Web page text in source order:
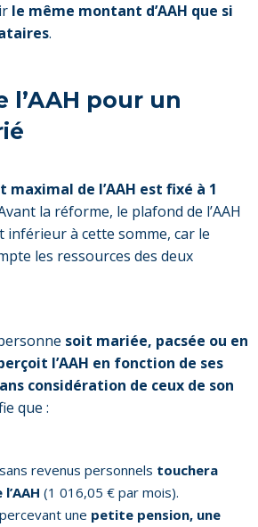
le même montant d’AAH que si
.
l’AAH pour un
maximal de l’AAH est fixé à 1
la réforme, le plafond de l’AAH
à cette somme, car le
les ressources des deux
soit mariée, pacsée ou en
l’AAH en fonction de ses
considération de ceux de son
que :
revenus personnels touchera
(1 016,05 € par mois).
une petite pension, une